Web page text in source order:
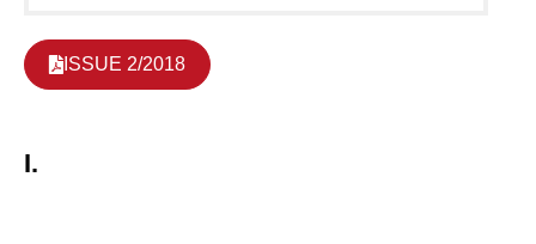
ISSUE 2/2018
I.